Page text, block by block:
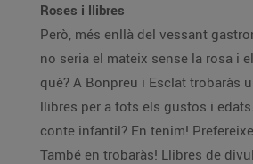
Roses i llibres
Però, més enllà del vessant
no seria el mateix sense la rosa i
què? A Bonpreu i Esclat trobaràs
llibres per a tots els gustos i
conte infantil? En tenim!
També en trobaràs! Llibres de